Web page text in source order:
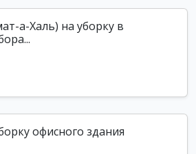
а-Халь) на уборку в
офисного здания